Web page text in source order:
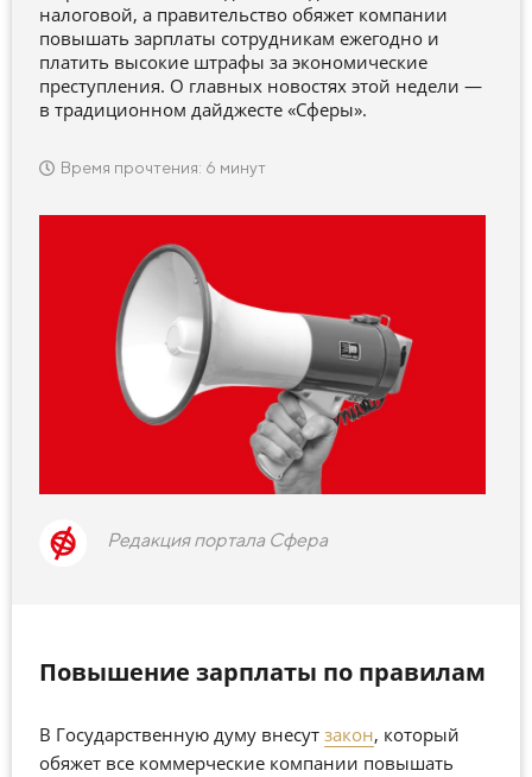
налоговой, а правительство обяжет компании
повышать зарплаты сотрудникам ежегодно и
платить высокие штрафы за экономические
преступления. О главных новостях этой недели —
в традиционном дайджесте «Сферы».
Время прочтения: 6 минут
Редакция портала Сфера
Повышение зарплаты по правилам
В Государственную думу внесут закон, который
обяжет все коммерческие компании повышать